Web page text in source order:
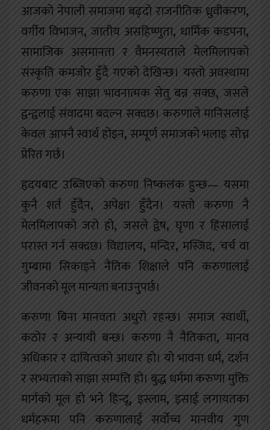
आजको नेपाली समाजमा बढ्दो राजनीतिक ध्रुवीकरण,
वर्गीय विभाजन,जातीय असहिष्णुता, धार्मिक कडपना,
सामाजिक असमानता र वैमनस्यताले मेलमिलापको
संस्कृति कमजोर हुँदै गएको देखिन्छ। यस्तो अवस्थामा
करुणा एक साझा भावनात्मक सेतु बन्न सक्छ,जसले
द्वन्द्वलाई संवादमा बदल्न सक्दछ। करुणाले मानिसलाई
केवल आफ्नै स्वार्थ होइन,सम्पूर्ण समाजको भलाइ सोच्न
प्रेरित गर्छ।
हृदयबाट उब्जिएको करुणा निष्कलंक हुन्छ— यसमा
कुनै शर्त हुँदैन, अपेक्षा हुँदैन। यस्तो करुणा नै
मेलमिलापको जरो हो, जसले द्वेष,घृणा र हिंसालाई
परास्त गर्न सक्दछ। विद्यालय,मन्दिर,मस्जिद, चर्च वा
गुम्बामा सिकाइने नैतिक शिक्षाले पनि करुणालाई
जीवनको मूल मान्यता बनाउनुपर्छ।
करुणा बिना मानवता अधुरो रहन्छ। समाज स्वार्थी,
कठोर र अन्यायी बन्छ। करुणा नै नैतिकता, मानव
अधिकार र दायित्वको आधार हो। यो भावना धर्म, दर्शन
र सभ्यताको साझा सम्पत्ति हो। बुद्ध धर्ममा करुणा मुक्ति
मार्गको मूल हो भने हिन्दू, इस्लाम, इसाई लगायतका
धर्महरूमा पनि करुणालाई सर्वोच्च मानवीय गुण